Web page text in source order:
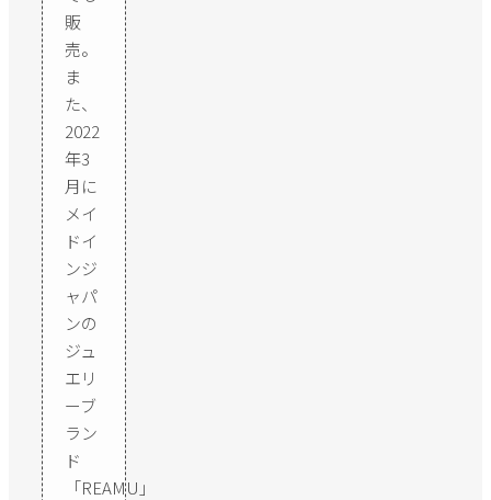
販
売。
ま
た、
2022
年3
月に
メイ
ドイ
ンジ
ャパ
ンの
ジュ
エリ
ーブ
ラン
ド
「REAMU」